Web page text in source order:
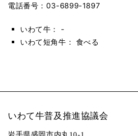
電話番号：03-6899-1897
いわて牛： -
いわて短角牛： 食べる
いわて牛普及推進協議会